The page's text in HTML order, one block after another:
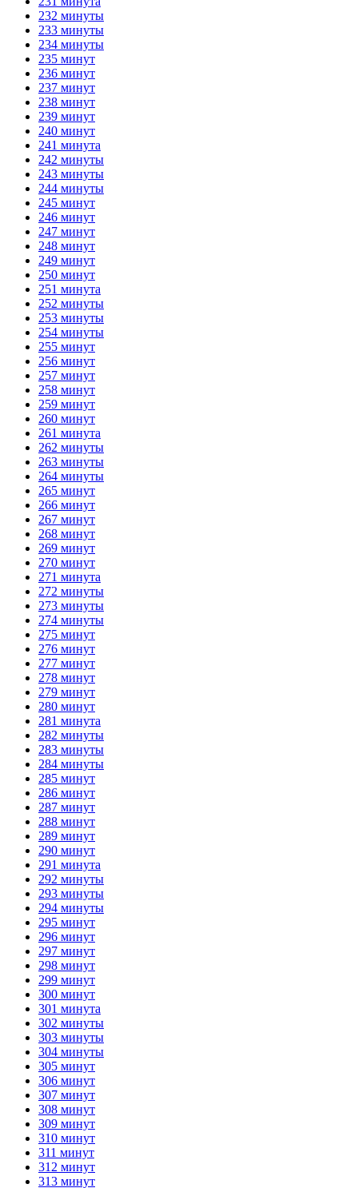
232 минуты
233 минуты
234 минуты
235 минут
236 минут
237 минут
238 минут
239 минут
240 минут
241 минута
242 минуты
243 минуты
244 минуты
245 минут
246 минут
247 минут
248 минут
249 минут
250 минут
251 минута
252 минуты
253 минуты
254 минуты
255 минут
256 минут
257 минут
258 минут
259 минут
260 минут
261 минута
262 минуты
263 минуты
264 минуты
265 минут
266 минут
267 минут
268 минут
269 минут
270 минут
271 минута
272 минуты
273 минуты
274 минуты
275 минут
276 минут
277 минут
278 минут
279 минут
280 минут
281 минута
282 минуты
283 минуты
284 минуты
285 минут
286 минут
287 минут
288 минут
289 минут
290 минут
291 минута
292 минуты
293 минуты
294 минуты
295 минут
296 минут
297 минут
298 минут
299 минут
300 минут
301 минута
302 минуты
303 минуты
304 минуты
305 минут
306 минут
307 минут
308 минут
309 минут
310 минут
311 минут
312 минут
313 минут